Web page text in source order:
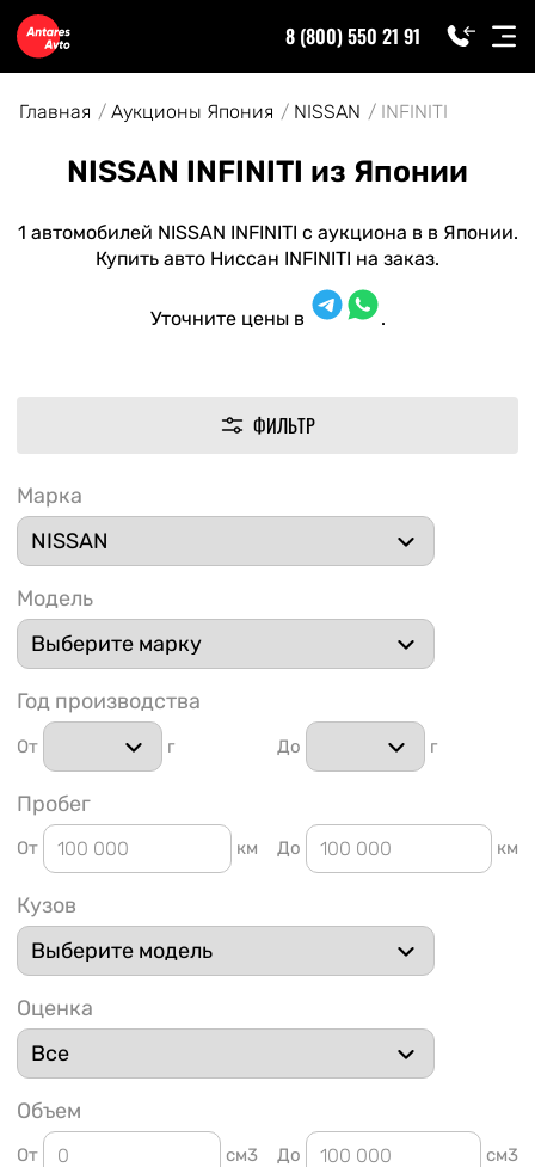
91
8 (800) 550 21 91
Главная Аукционы Япония NISSAN INFINITI
NISSAN INFINITI из Японии
1 автомобилей NISSAN INFINITI с аукциона в в Японии.
Купить авто Ниссан INFINITI на заказ.
Уточните цены в .
ФИЛЬТР
Марка
Модель
Год производства
От г До г
Пробег
От км До км
Кузов
Оценка
Объем
От см3 До см3